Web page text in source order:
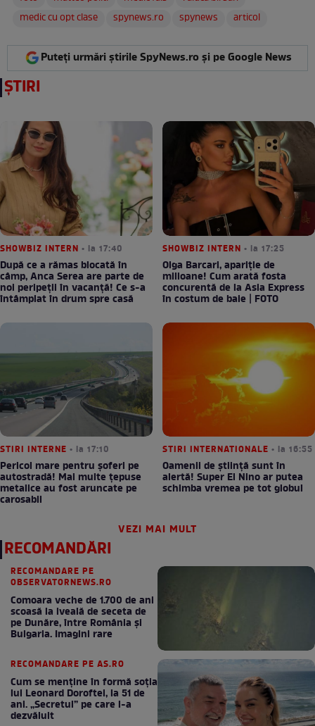
medic cu opt clase
spynews.ro spynews articol
Puteți urmări știrile SpyNews.ro și pe Google News
ȘTIRI
SHOWBIZ INTERN • la 17:40
După ce a rămas blocată în
câmp, Anca Serea are parte de
noi peripeții în vacanță! Ce s-a
întâmplat în drum spre casă
SHOWBIZ INTERN • la 17:25
Olga Barcari, apariție de
milioane! Cum arată fosta
concurentă de la Asia Express
în costum de baie | FOTO
STIRI INTERNE • la 17:10
Pericol mare pentru șoferi pe
autostradă! Mai multe țepuse
metalice au fost aruncate pe
carosabil
STIRI INTERNATIONALE • la 16:55
Oamenii de știință sunt în
alertă! Super El Nino ar putea
schimba vremea pe tot globul
VEZI MAI MULT
RECOMANDĂRI
RECOMANDARE PE
OBSERVATORNEWS.RO
Comoara veche de 1.700 de ani
scoasă la iveală de seceta de
pe Dunăre, între România şi
Bulgaria. Imagini rare
RECOMANDARE PE AS.RO
Cum se menţine în formă soţia
lui Leonard Doroftei, la 51 de
ani. „Secretul” pe care l-a
dezvăluit